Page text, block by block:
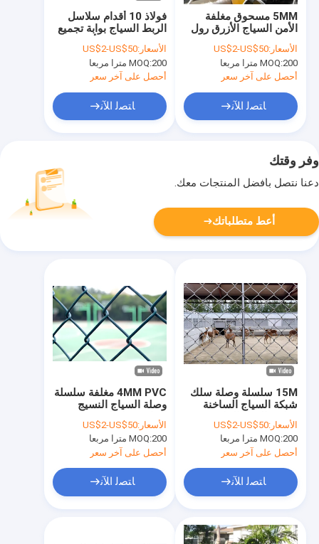
فولاذ 10 أقدام سلاسل
الربط السياج بوابة تجميع
سلاسل الربط الأمن
السور المستدام
الأسعار:US$2-US$50
MOQ:200 مترا مربعا
أحصل على آخر سعر
ﺎﺘﺼﻟ ﺍﻶﻧ
5MM مسحوق مغلفة
الأمن السياج الأزرق رول
سلسلة وصلة الماس
شبكة السياج شبكة
الأسعار:US$2-US$50
MOQ:200 مترا مربعا
أحصل على آخر سعر
ﺎﺘﺼﻟ ﺍﻶﻧ
وفر وقتك
دعنا نتصل بأفضل المنتجات معك.
أعط متطلباتك
4MM PVC مغلفة سلسلة
وصلة السياج النسيج
الماس سلسلة وصلة
شبكة السياج
الأسعار:US$2-US$50
MOQ:200 مترا مربعا
أحصل على آخر سعر
ﺎﺘﺼﻟ ﺍﻶﻧ
15M سلسلة وصلة سلك
شبكة السياج الساخنة
غطس الرول الماسي
الأسعار:US$2-US$50
MOQ:200 مترا مربعا
أحصل على آخر سعر
ﺎﺘﺼﻟ ﺍﻶﻧ